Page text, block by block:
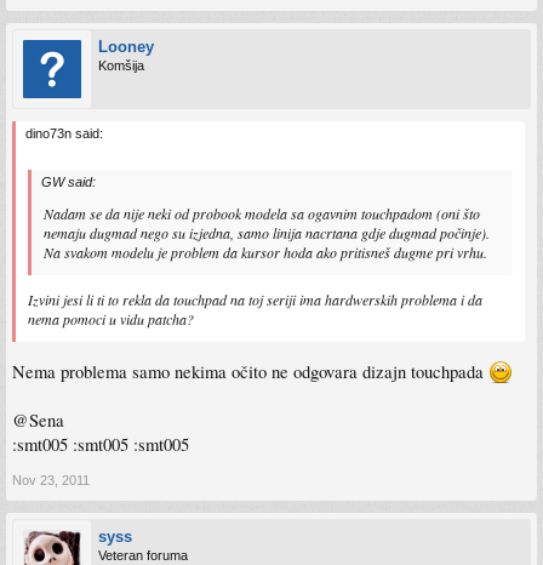
Looney
Komšija
dino73n said:
GW said:
Nadam se da nije neki od probook modela sa ogavnim touchpadom (oni što
nemaju dugmad nego su izjedna, samo linija nacrtana gdje dugmad počinje).
Na svakom modelu je problem da kursor hoda ako pritisneš dugme pri vrhu.
Izvini jesi li ti to rekla da touchpad na toj seriji ima hardwerskih problema i da
nema pomoci u vidu patcha?
Nema problema samo nekima očito ne odgovara dizajn touchpada
@Sena
:smt005 :smt005 :smt005
Nov 23, 2011
syss
Veteran foruma